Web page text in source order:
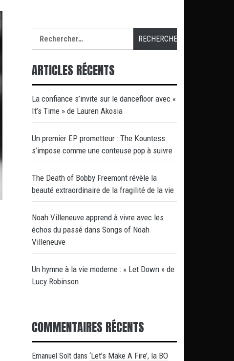
ARTICLES RÉCENTS
La confiance s’invite sur le dancefloor avec «
It’s Time » de Lauren Akosia
Un premier EP prometteur : The Kountess
s’impose comme une conteuse pop à suivre
The Death of Bobby Freemont révèle la
beauté extraordinaire de la fragilité de la vie
Noah Villeneuve apprend à vivre avec les
échos du passé dans Songs of Noah
Villeneuve
Un hymne à la vie moderne : « Let Down » de
Lucy Robinson
COMMENTAIRES RÉCENTS
Emanuel Solt dans ‘Let’s Make A Fire’, la BO